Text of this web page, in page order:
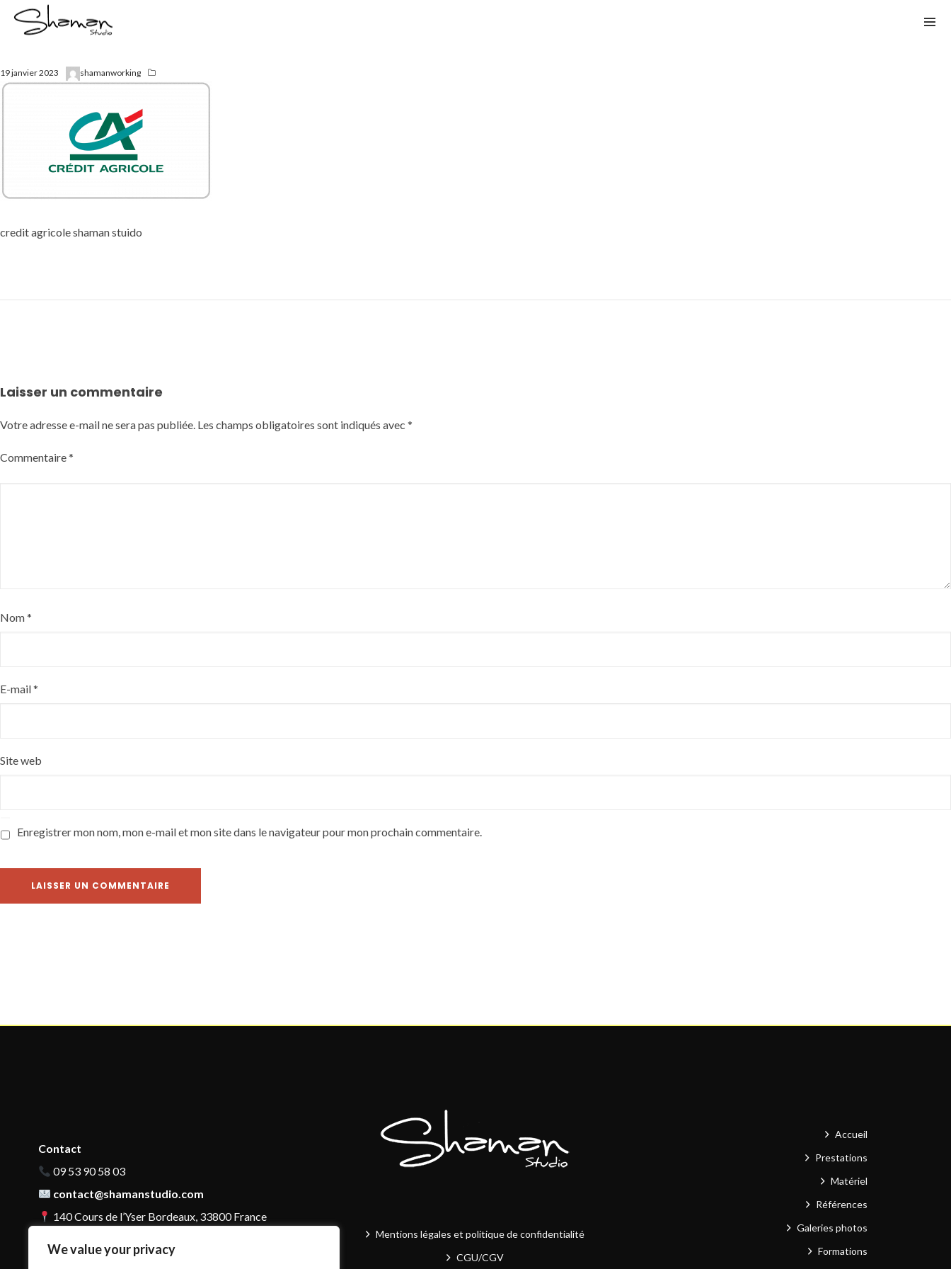
We value your privacy
19 janvier 2023 shamanworking
credit agricole shaman stuido
Laisser un commentaire
Votre adresse e-mail ne sera pas publiée. Les champs obligatoires sont indiqués avec *
Commentaire*
Nom*
E-mail*
Site web
Enregistrer mon nom, mon e-mail et mon site dans le navigateur pour mon prochain commentaire.
Contact
09 53 90 58 03
contact@shamanstudio.com
140 Cours de l’Yser Bordeaux, 33800 France
Mentions légales et politique de confidentialité
CGU/CGV
Accueil
Prestations
Matériel
Références
Galeries photos
Formations